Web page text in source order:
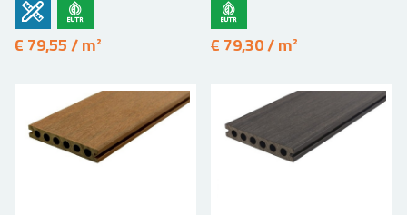
€ 79,55 / m² € 79,30 / m²